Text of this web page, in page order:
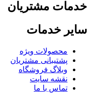
مشتریان
خدمات
محصولات ویژه
پشتیبانی مشتریان
وبلاگ فروشگاه
نقشه سایت
تماس با ما